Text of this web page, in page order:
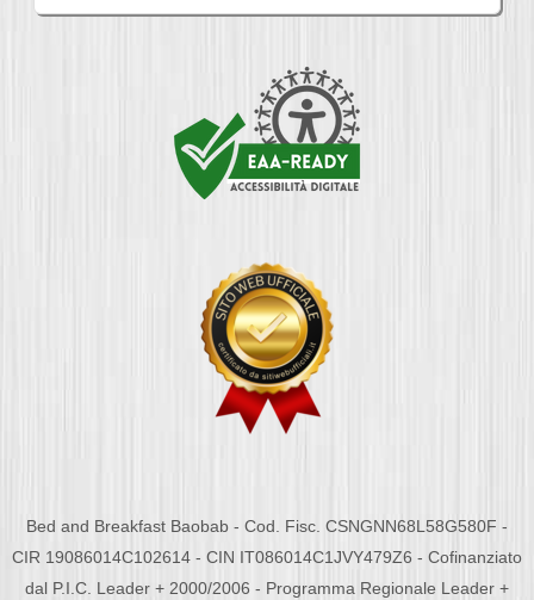
Bed and Breakfast Baobab - Cod. Fisc. CSNGNN68L58G580F -
CIR 19086014C102614 - CIN IT086014C1JVY479Z6 - Cofinanziato
dal P.I.C. Leader + 2000/2006 - Programma Regionale Leader +